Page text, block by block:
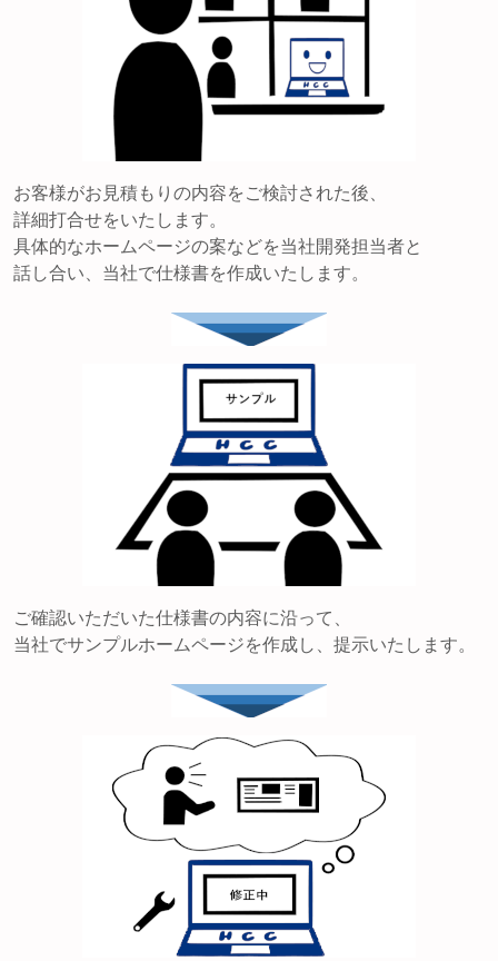
お客様がお見積もりの内容をご検討された後、
詳細打合せをいたします。
具体的なホームページの案などを当社開発担当者と
話し合い、当社で仕様書を作成いたします。
ご確認いただいた仕様書の内容に沿って、
当社でサンプルホームページを作成し、提示いたします。